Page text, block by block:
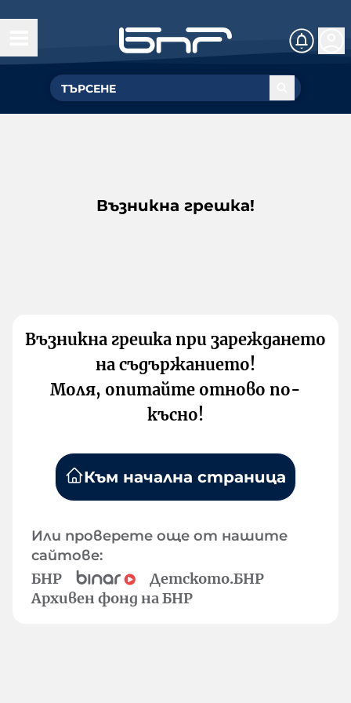
Възникна грешка!
Възникна грешка при зареждането
на съдържанието!
Моля, опитайте отново по-
късно!
Към начална страница
Или проверете още от нашите
сайтове:
БНР
Детското.БНР
Архивен фонд на БНР